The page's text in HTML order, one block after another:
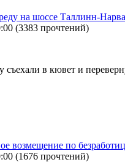
на шоссе Таллинн-Нарва
(3383 прочтений)
в кювет и
возмещение по
(1676 прочтений)